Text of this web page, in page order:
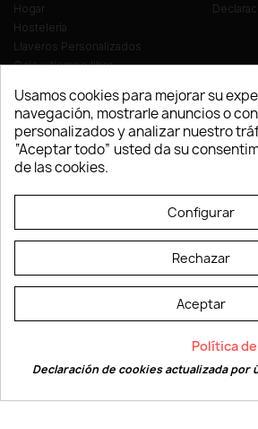
Hogar
Hostelería
Llaveros Personalizados
Ocio y tiempo libre
Ropa y Textil
Tecnología
Verano y playa
Vestuario laboral
© LEVELPRINT -
La página dispone de código accesible según
W3C
Usamos cookies para mejorar su
navegación, mostrarle anuncios o
personalizados y analizar nuestro
“Aceptar todo” usted da su
de las cookies.
Configurar
Rechazar
Aceptar
Política
Declaración de cookies actualizada por